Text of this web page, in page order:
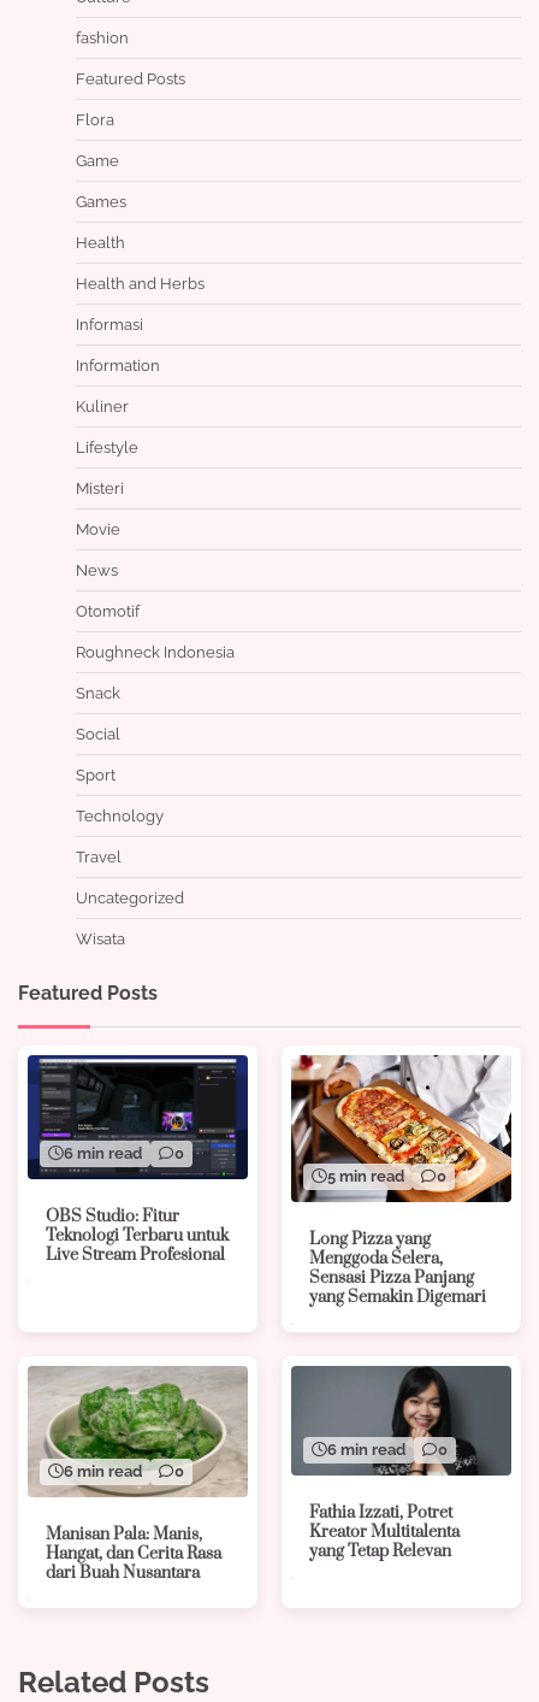
fashion
Featured Posts
Flora
Game
Games
Health
Health and Herbs
Informasi
Information
Kuliner
Lifestyle
Misteri
Movie
News
Otomotif
Roughneck Indonesia
Snack
Social
Sport
Technology
Travel
Uncategorized
Wisata
Featured Posts
6 min read 0
OBS Studio: Fitur
Teknologi Terbaru untuk
Live Stream Profesional
5 min read 0
Long Pizza yang
Menggoda Selera,
Sensasi Pizza Panjang
yang Semakin Digemari
6 min read 0
Manisan Pala: Manis,
Hangat, dan Cerita Rasa
dari Buah Nusantara
6 min read 0
Fathia Izzati, Potret
Kreator Multitalenta
yang Tetap Relevan
Related Posts